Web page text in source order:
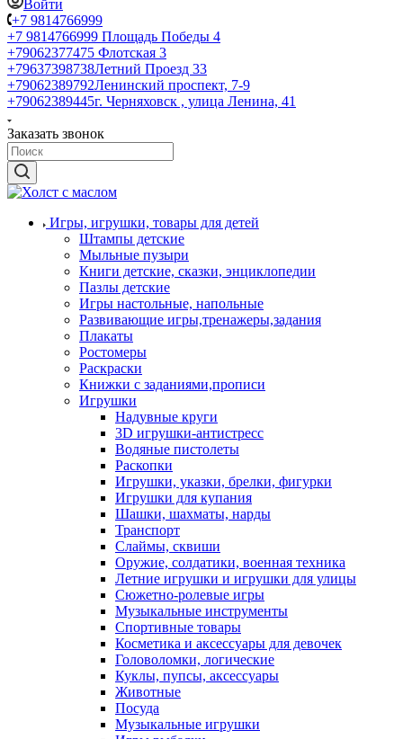
Войти
+7 9814766999
+7 9814766999 Площадь Победы 4
+79062377475 Флотская 3
+79637398738Летний Проезд 33
+79062389792Ленинский проспект, 7-9
+79062389445г. Черняховск , улица Ленина, 41
Заказать звонок
Игры, игрушки, товары для детей
Штампы детские
Мыльные пузыри
Книги детские, сказки, энциклопедии
Пазлы детские
Игры настольные, напольные
Развивающие игры,тренажеры,задания
Плакаты
Ростомеры
Раскраски
Книжки с заданиями,прописи
Игрушки
Надувные круги
3D игрушки-антистресс
Водяные пистолеты
Раскопки
Игрушки, указки, брелки, фигурки
Игрушки для купания
Шашки, шахматы, нарды
Транспорт
Слаймы, сквиши
Оружие, солдатики, военная техника
Летние игрушки и игрушки для улицы
Сюжетно-ролевые игры
Музыкальные инструменты
Спортивные товары
Косметика и аксессуары для девочек
Головоломки, логические
Куклы, пупсы, аксессуары
Животные
Посуда
Музыкальные игрушки